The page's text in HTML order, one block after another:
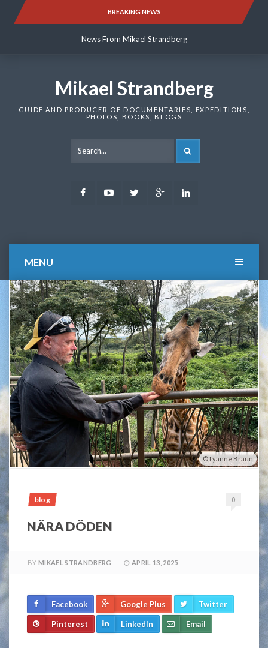
BREAKING NEWS
News From Mikael Strandberg
News From Mikael Strandberg
Mikael Strandberg
GUIDE AND PRODUCER OF DOCUMENTARIES, EXPEDITIONS,
PHOTOS, BOOKS, BLOGS
FacebookYoutubeTwitter Google
MENU
Lyanne Braun
blog 0
NÄRA DÖDEN
BY MIKAEL STRANDBERG APRIL 13, 2025
Facebook Google Plus Twitter
Pinterest LinkedIn Email